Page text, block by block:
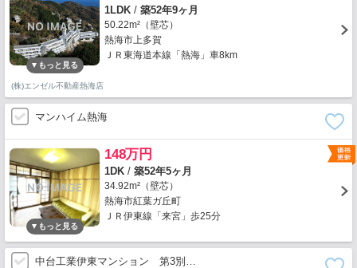
1LDK / 築52年9ヶ月
50.22m²（壁芯）
熱海市上多賀
ＪＲ東海道本線「熱海」車8km
(株)エンゼル不動産熱海店
マンハイム熱海
148万円
1DK / 築52年5ヶ月
34.92m²（壁芯）
熱海市紅葉ガ丘町
ＪＲ伊東線「来宮」歩25分
中台工業伊東マンション 第3別…